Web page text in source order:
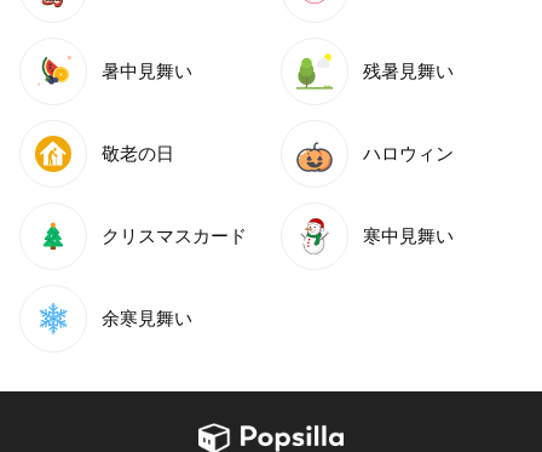
暑中見舞い 残暑見舞い
敬老の日 ハロウィン
クリスマスカード 寒中見舞い
余寒見舞い